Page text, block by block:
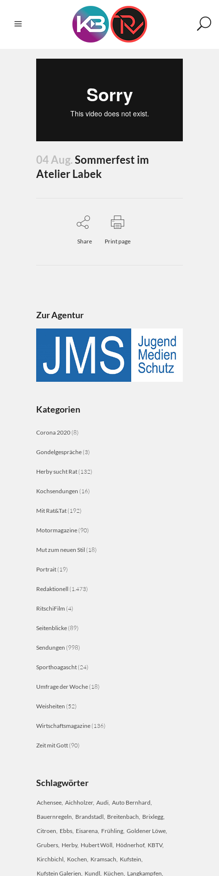
04 Aug.Sommerfest im
Atelier Labek
Share Print page
Zur Agentur
Kategorien
Corona 2020 (8)
Gondelgespräche (3)
Herby sucht Rat (132)
Kochsendungen (16)
Mit Rat&Tat (192)
Motormagazine (90)
Mut zum neuen Stil (18)
Portrait (19)
Redaktionell (1.473)
RitschiFilm (4)
Seitenblicke (89)
Sendungen (998)
Sporthoagascht (24)
Umfrage der Woche (18)
Weisheiten (52)
Wirtschaftsmagazine (136)
Zeit mit Gott (90)
Schlagwörter
Achensee Aichholzer Audi Auto Bernhard
Bauernregeln Brandstadl Breitenbach Brixlegg
Citroen Ebbs Eisarena Frühling Goldener Löwe
Grubers Herby Hubert Wöll Hödnerhof KBTV
Kirchbichl Kochen Kramsach Kufstein
Kufstein Galerien Kundl Küchen Langkampfen